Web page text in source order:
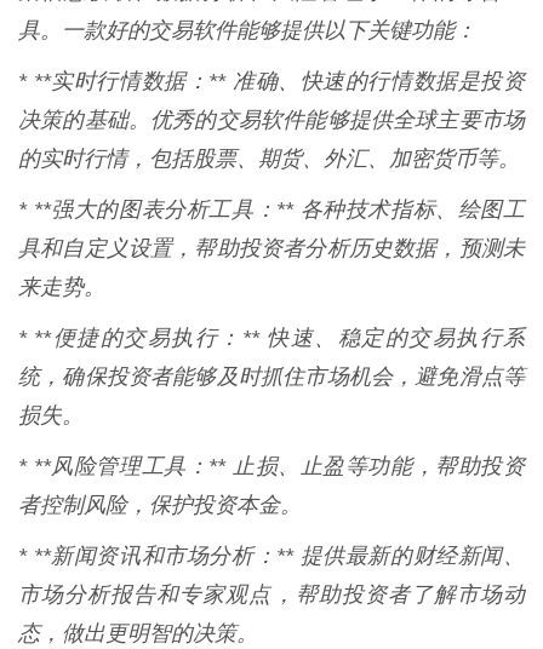
具。一款好的交易软件能够提供以下关键功能：
* **实时行情数据：** 准确、快速的行情数据是投资
决策的基础。优秀的交易软件能够提供全球主要市场
的实时行情，包括股票、期货、外汇、加密货币等。
* **强大的图表分析工具：** 各种技术指标、绘图工
具和自定义设置，帮助投资者分析历史数据，预测未
来走势。
* **便捷的交易执行：** 快速、稳定的交易执行系
统，确保投资者能够及时抓住市场机会，避免滑点等
损失。
* **风险管理工具：** 止损、止盈等功能，帮助投资
者控制风险，保护投资本金。
* **新闻资讯和市场分析：** 提供最新的财经新闻、
市场分析报告和专家观点，帮助投资者了解市场动
态，做出更明智的决策。